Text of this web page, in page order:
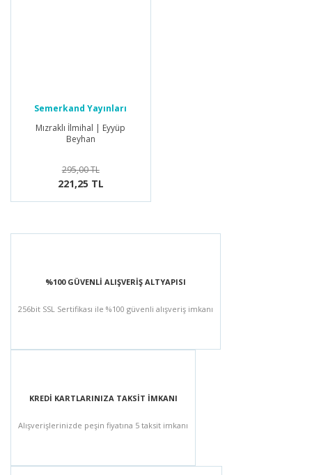
Semerkand Yayınları
Mızraklı İlmihal | Eyyüp
Beyhan
295,00 TL
221,25 TL
%100 GÜVENLİ ALIŞVERİŞ ALTYAPISI
256bit SSL Sertifikası ile %100 güvenli alışveriş imkanı
KREDİ KARTLARINIZA TAKSİT İMKANI
Alışverişlerinizde peşin fiyatına 5 taksit imkanı